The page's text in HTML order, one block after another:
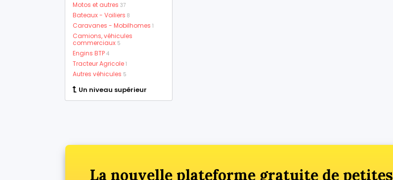
Motos et autres 37
Bateaux - Voiliers 8
Caravanes - Mobilhomes 1
Camions, véhicules
commerciaux 5
Engins BTP 4
Tracteur Agricole 1
Autres véhicules 5
Un niveau supérieur
La nouvelle plateforme gratuite de petites